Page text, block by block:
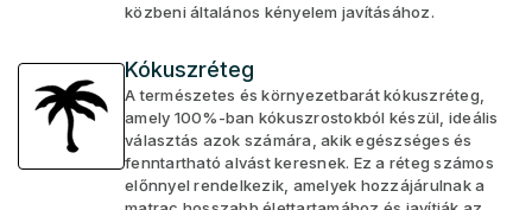
közbeni általános kényelem javításához.
Kókuszréteg
A természetes és környezetbarát kókuszréteg,
amely 100%-ban kókuszrostokból készül, ideális
választás azok számára, akik egészséges és
fenntartható alvást keresnek. Ez a réteg számos
előnnyel rendelkezik, amelyek hozzájárulnak a